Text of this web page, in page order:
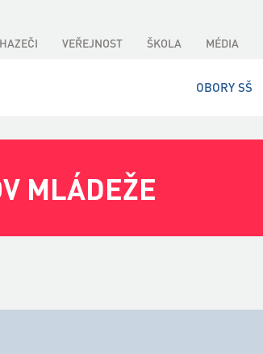
VEŘEJNOST ŠKOLA MÉDIA
OBORY SŠ
MLÁDEŽE